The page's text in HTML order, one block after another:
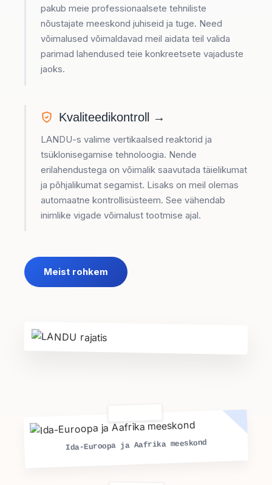
pakub meie professionaalsete tehniliste
nõustajate meeskond juhiseid ja tuge. Need
võimalused võimaldavad meil aidata teil valida
parimad lahendused teie konkreetsete vajaduste
jaoks.
Kvaliteedikontroll →
LANDU-s valime vertikaalsed reaktorid ja
tsüklonisegamise tehnoloogia. Nende
erilahendustega on võimalik saavutada täielikumat
ja põhjalikumat segamist. Lisaks on meil olemas
automaatne kontrollisüsteem. See vähendab
inimlike vigade võimalust tootmise ajal.
Meist rohkem
Ida-Euroopa ja Aafrika meeskond